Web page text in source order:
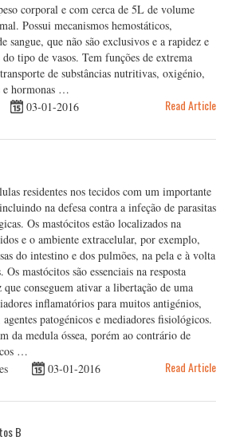
corporal e com cerca de 5L de volume
Possui mecanismos hemostáticos,
sangue, que não são exclusivos e a rapidez e
tipo de vasos. Tem funções de extrema
de substâncias nutritivas, oxigénio,
e hormonas …
03-01-2016 Read Article
residentes nos tecidos com um importante
na defesa contra a infeção de parasitas
Os mastócitos estão localizados na
e o ambiente extracelular, por exemplo,
do intestino e dos pulmões, na pela e à volta
Os mastócitos são essenciais na resposta
conseguem ativar a libertação de uma
inflamatórios para muitos antigénios,
patogénicos e mediadores fisiológicos.
da medula óssea, porém ao contrário de
…
03-01-2016 Read Article
B